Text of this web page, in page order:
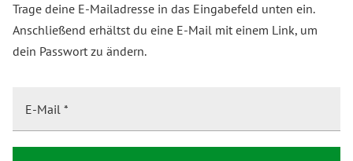
Trage deine E-Mailadresse in das Eingabefeld unten ein.
Anschließend erhältst du eine E-Mail mit einem Link, um
dein Passwort zu ändern.
E-Mail